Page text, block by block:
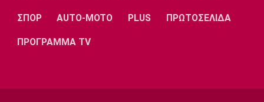
Η ενδεκάδα του ΠΑΟΚ για το ματς με την
19:43
ΣΠΟΡ AUTO-MOTO PLUS ΠΡΩΤΟΣΕΛΙΔΑ
ΠΡΟΓΡΑΜΜΑ TV